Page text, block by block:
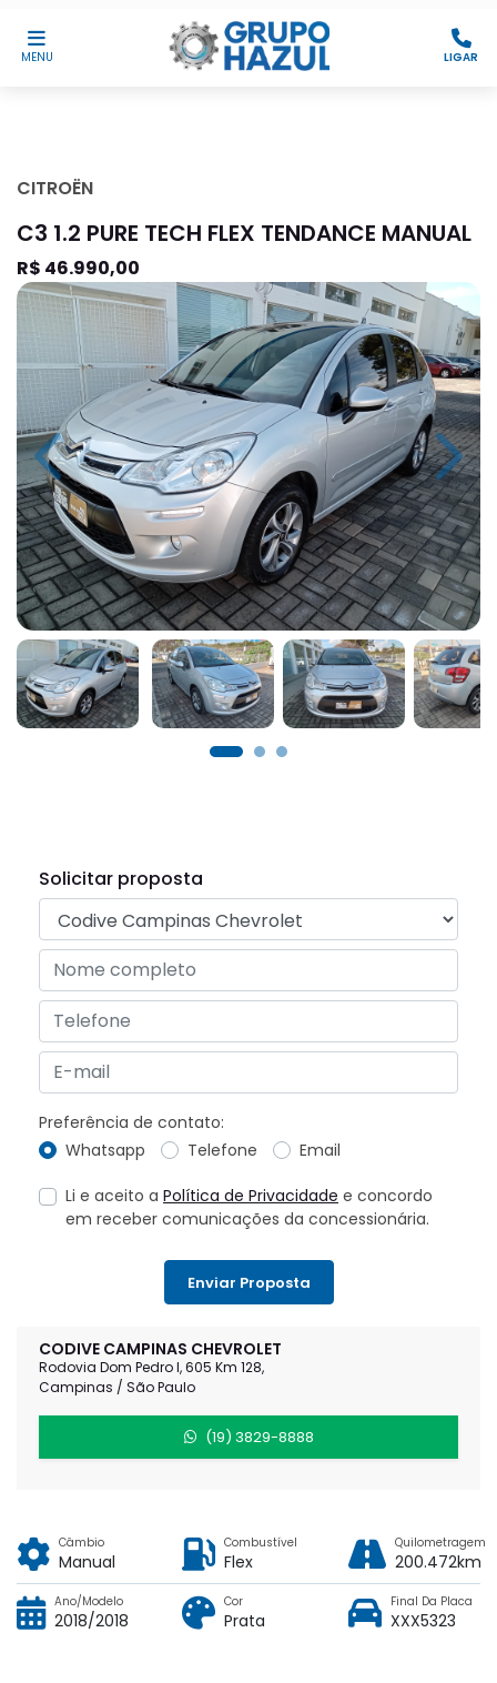
MENU LIGAR
CITROËN
C3 1.2 PURE TECH FLEX TENDANCE MANUAL
R$ 46.990,00
Previous Next
CODIVE CAMPINAS CHEVROLET
Rodovia Dom Pedro I, 605 Km 128,
Campinas / São Paulo
(19) 3829-8888
Solicitar proposta
Preferência de contato:
Whatsapp
Telefone Email
Li e aceito a Política de Privacidade e concordo
em receber comunicações da concessionária.
Enviar Proposta
Câmbio
Manual
Combustível
Flex
Quilometragem
200.472km
Ano/Modelo
2018/2018
Cor
Prata
Final Da Placa
XXX5323